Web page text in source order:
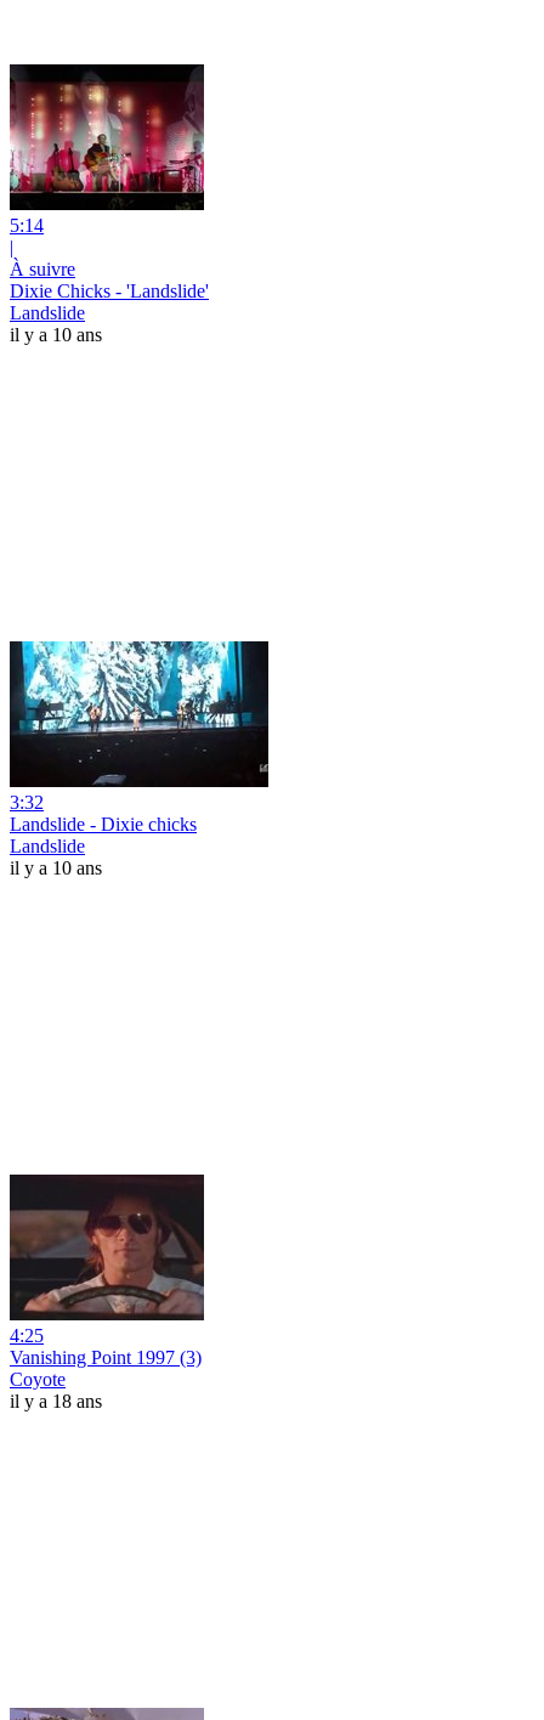
5:14
|
À suivre
Dixie Chicks - 'Landslide'
Landslide
il y a 10 ans
3:32
Landslide - Dixie chicks
Landslide
il y a 10 ans
4:25
Vanishing Point 1997 (3)
Coyote
il y a 18 ans